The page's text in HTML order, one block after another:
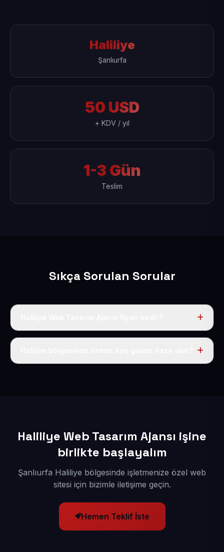
Haliliye
Şanlıurfa
50 USD
+ KDV / yıl
1-3 Gün
Teslim
Sıkça Sorulan Sorular
Tek fiyat uygulanır: yıllık 50 USD + KDV. Bu bedele alan
Haliliye Web Tasarım Ajansı işine
birlikte başlayalım
Şanlıurfa Haliliye bölgesinde işletmenize özel web
sitesi için bizimle iletişime geçin.
Hemen Teklif İste